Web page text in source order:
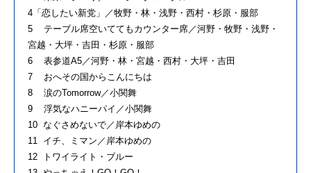
4「恋したい新党」／牧野・林・浅野・西村・杉原・服部
5 テーブル席空いててもカウンター席／河野・牧野・浅野・
宮越・大坪・吉田・杉原・服部
6 表参道A5／河野・林・宮越・西村・大坪・吉田
7 おへその国からこんにちは
8 涙のTomorrow／小関舞
9 浮気なハニーパイ／小関舞
10 なぐさめないで／岸本ゆめの
11 イチ、ミマン／岸本ゆめの
12 トワイライト・ブルー